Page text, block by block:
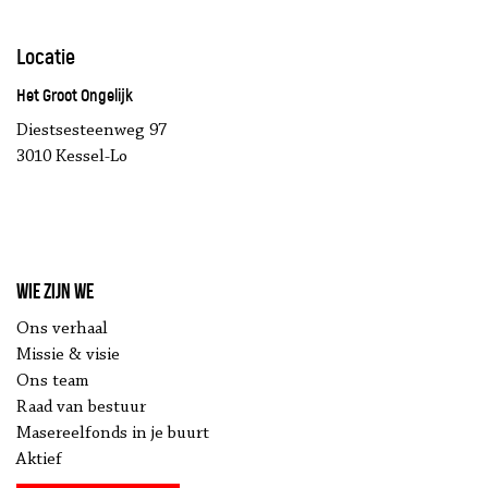
Locatie
Het Groot Ongelijk
Diestsesteenweg 97
3010 Kessel-Lo
Wie zijn we
Ons verhaal
Missie & visie
Ons team
Raad van bestuur
Masereelfonds in je buurt
Aktief